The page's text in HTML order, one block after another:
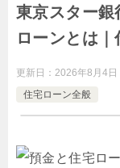
東京スター
ローンとは
更新日： 2026年8月4日
住宅ローン全般